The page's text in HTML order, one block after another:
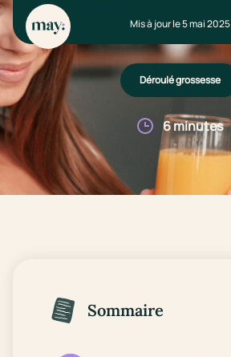
Mis à jour le 5 mai 2025
Déroulé grossesse
6 minutes
Sommaire